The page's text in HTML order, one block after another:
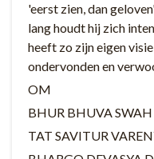
'eerst zien, dan
lang houdt hij zich
heeft zo zijn eigen
ondervonden en
OM
BHUR BHUVA SWAH
TAT SAVITUR